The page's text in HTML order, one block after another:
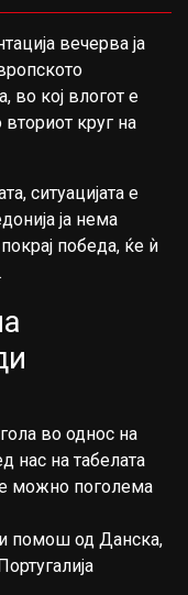
вечерва ја
во кој влогот е
круг на
ситуацијата е
ја нема
победа, ќе ѝ
во однос на
нас на табелата
можно поголема
помош од Данска,